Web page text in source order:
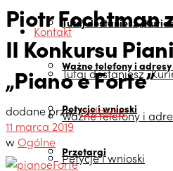
Tutaj dostaniesz
Ważne telefony i
Petycje i wnioski
Przetargi
Kontakt
Tutaj dostaniesz
Ważne telefony i
Petycje i wnioski
Piotr Fochtman
II Konkursu
„Piano e Forte”
dodane przezredakcja
11 marca 2019
wOgólne